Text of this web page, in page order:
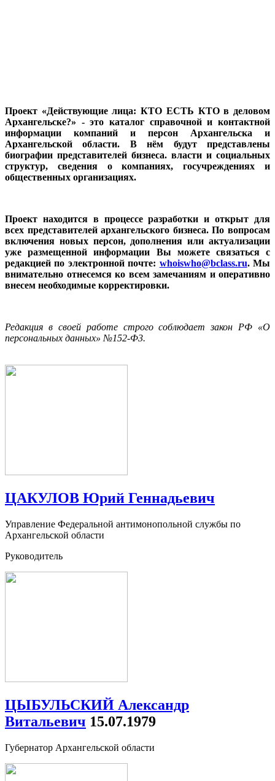
Проект «Действующие лица: КТО ЕСТЬ КТО в деловом
Архангельске?» - это каталог справочной и контактной
информации компаний и персон Архангельска и
Архангельской области. В нём будут представлены
биографии представителей бизнеса. власти и социальных
структур, сведения о компаниях, госучреждениях и
общественных организациях.
Проект находится в процессе разработки и открыт для
всех представителей архангельского бизнеса. По вопросам
включения новых персон, дополнения или актуализации
уже размещенной информации Вы можете связаться с
редакцией по электронной почте: whoiswho@bclass.ru. Мы
внимательно отнесемся ко всем замечаниям и оперативно
внесем необходимые корректировки.
Редакция в своей работе строго соблюдает закон РФ «О
персональных данных» №152-Ф3.
ЦАКУЛОВ Юрий Геннадьевич
Управление Федеральной антимонопольной службы по
Архангельской области
Руководитель
ЦЫБУЛЬСКИЙ Александр
Витальевич 15.07.1979
Губернатор Архангельской области